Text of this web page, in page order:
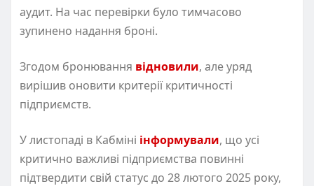
аудит. На час перевірки було тимчасово
зупинено надання броні.
Згодом бронювання відновили, але уряд
вирішив оновити критерії критичності
підприємств.
У листопаді в Кабміні інформували, що усі
критично важливі підприємства повинні
підтвердити свій статус до 28 лютого 2025 року,